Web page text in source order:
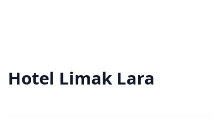
Hotel Limak Lara